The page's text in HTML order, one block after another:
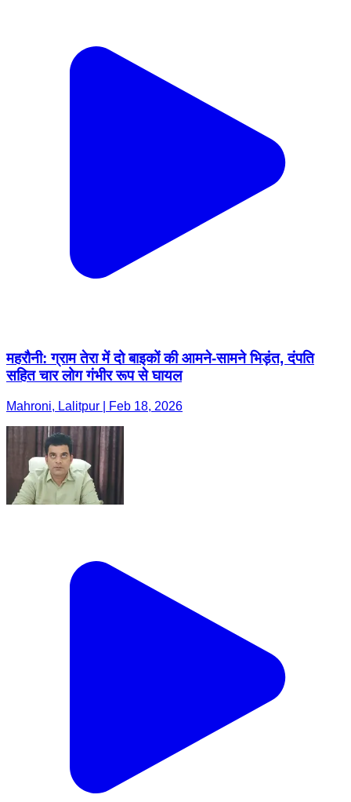
महरौनी: ग्राम तेरा में दो बाइकों की आमने-सामने भिड़ंत, दंपति
सहित चार लोग गंभीर रूप से घायल
Mahroni, Lalitpur | Feb 18, 2026